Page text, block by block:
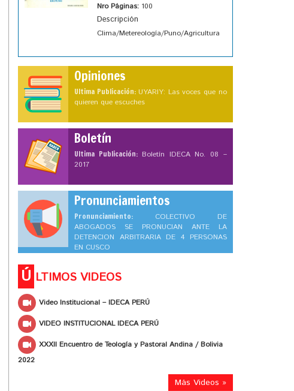
Nro Páginas: 100
Descripción
Clima/Metereología/Puno/Agricultura
Opiniones
Ultima Publicación: UYARIY: Las voces que no
quieren que escuches
Boletín
Ultima Publicación: Boletín IDECA No. 08 –
2017
Pronunciamientos
Pronunciamiento: COLECTIVO DE
ABOGADOS SE PRONUCIAN ANTE LA
DETENCION ARBITRARIA DE 4 PERSONAS
EN CUSCO
Ú LTIMOS VIDEOS
Video Institucional – IDECA PERÚ
VIDEO INSTITUCIONAL IDECA PERÚ
XXXII Encuentro de Teología y Pastoral Andina / Bolivia
2022
Más Videos »